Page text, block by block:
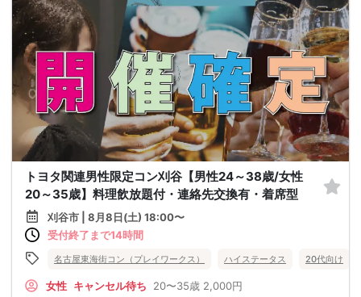
トヨタ関連男性限定コン刈谷【男性24～38歳/女性
20～35歳】料理飲放題付・連絡先交換有・着席型
刈谷市 | 8月8日(土) 18:00〜
受付終了まで14時間
名古屋東海街コン（プレイワークス） ハイステータス 20代向け
女性 キャンセル待ち 20〜35歳 2,000円